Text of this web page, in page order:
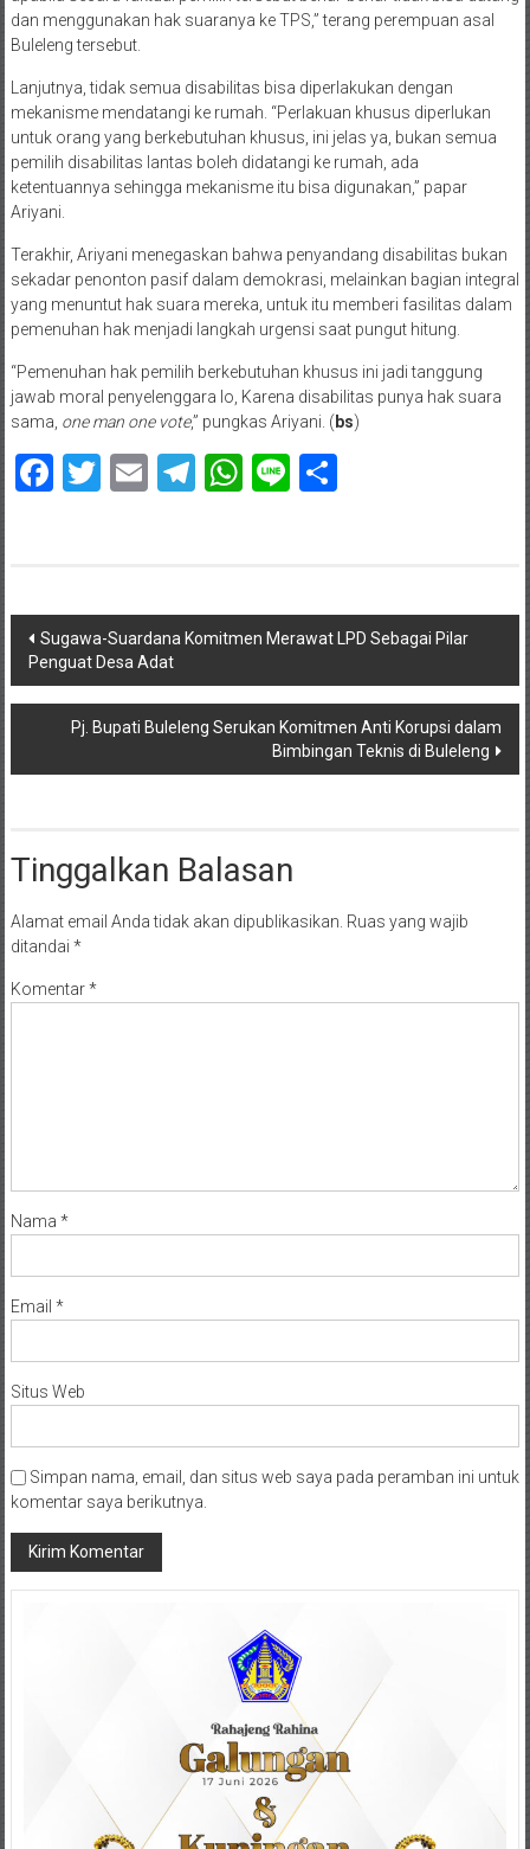
dan menggunakan hak suaranya ke TPS,” terang perempuan asal
Buleleng tersebut.
Lanjutnya, tidak semua disabilitas bisa diperlakukan dengan
mekanisme mendatangi ke rumah. “Perlakuan khusus diperlukan
untuk orang yang berkebutuhan khusus, ini jelas ya, bukan semua
pemilih disabilitas lantas boleh didatangi ke rumah, ada
ketentuannya sehingga mekanisme itu bisa digunakan,” papar
Ariyani.
Terakhir, Ariyani menegaskan bahwa penyandang disabilitas bukan
sekadar penonton pasif dalam demokrasi, melainkan bagian integral
yang menuntut hak suara mereka, untuk itu memberi fasilitas dalam
pemenuhan hak menjadi langkah urgensi saat pungut hitung.
“Pemenuhan hak pemilih berkebutuhan khusus ini jadi tanggung
jawab moral penyelenggara lo, Karena disabilitas punya hak suara
sama, one man one vote,” pungkas Ariyani. ( bs)
Facebook
Twitter
EmailTelegram
WhatsApp
LineShare
Navigasi
pos
Sugawa-Suardana Komitmen Merawat LPD Sebagai Pilar
Penguat Desa Adat
Pj. Bupati Buleleng Serukan Komitmen Anti Korupsi dalam
Bimbingan Teknis di Buleleng
Tinggalkan Balasan
Alamat email Anda tidak akan dipublikasikan. Ruas yang wajib
ditandai *
Komentar*
Nama *
Email *
Situs Web
Simpan nama, email, dan situs web saya pada peramban ini untuk
komentar saya berikutnya.